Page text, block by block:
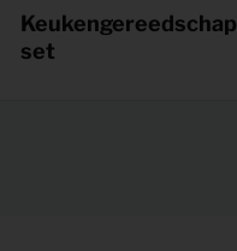
Keukengereedschap
set